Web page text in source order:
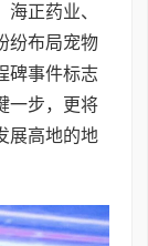
正药业、
纷布局宠物
碑事件标志
一步，更将
展高地的地